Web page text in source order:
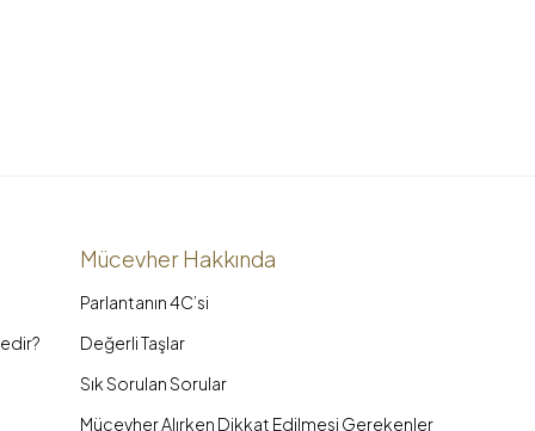
Mücevher Hakkında
Parlantanın 4C’si
Değerli Taşlar
Sık Sorulan Sorular
Mücevher Alırken Dikkat Edilmesi Gerekenler